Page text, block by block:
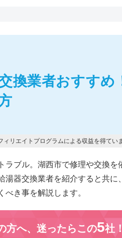
換業者おすすめ
リエイトプログラムによる収益を得ていま
ラブル。湖西市で修理や交換
湯器交換業者を紹介すると共
き事を解説します。
方へ、迷ったらこの5社！